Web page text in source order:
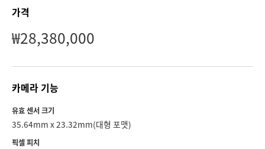
Netherlands
Norway
Poland
가격
₩28,380,000
카메라 기능
유효 센서 크기
35.64mm x 23.32mm(대형 포맷)
픽셀 피치